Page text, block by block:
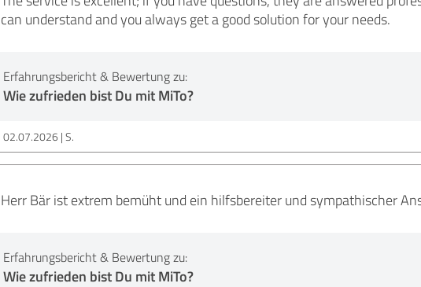
can understand and you always get a good solution for your needs.
Erfahrungsbericht & Bewertung zu:
Wie zufrieden bist Du mit MiTo?
02.07.2026 S.
Herr Bär ist extrem bemüht und ein hilfsbereiter und sympathischer
Erfahrungsbericht & Bewertung zu:
Wie zufrieden bist Du mit MiTo?